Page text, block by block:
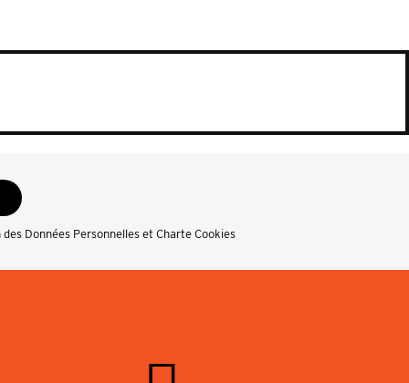
Données Personnelles et Charte Cookies